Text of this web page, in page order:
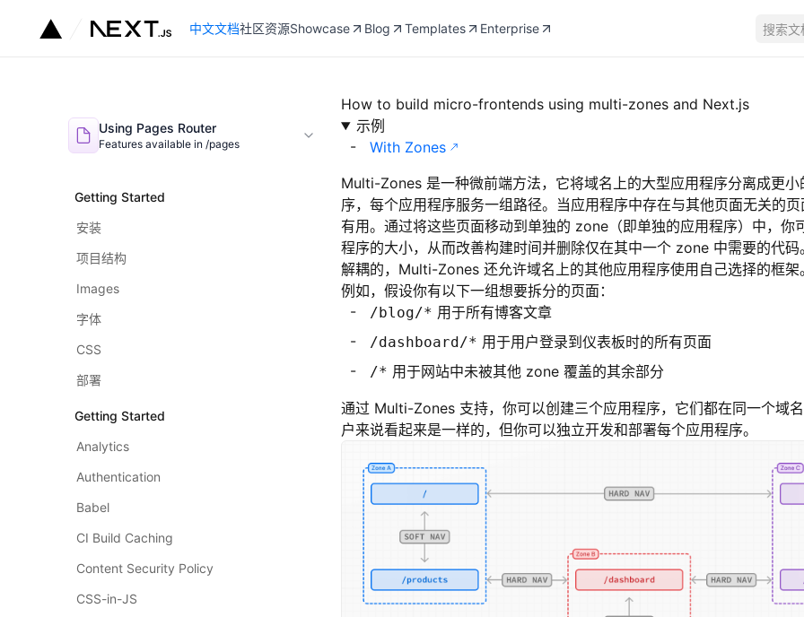
中文文档社区资源Showcase Blog Templates Enterprise 搜索文
Using Pages Router
Features available in /pages
Getting Started
安装
项目结构
Images
字体
CSS
部署
Getting Started
Analytics
Authentication
Babel
CI Build Caching
Content Security Policy
CSS-in-JS
How to build micro-frontends using multi-zones and Next.js
示例
With Zones
Multi-Zones 是一种微前端方法，它将域名上的大型应用程序分离成更
序，每个应用程序服务一组路径。当应用程序中存在与其他页面无关的
有用。通过将这些页面移动到单独的 zone（即单独的应用程序）中，你
程序的大小，从而改善构建时间并删除仅在其中一个 zone 中需要的代码
解耦的，Multi-Zones 还允许域名上的其他应用程序使用自己选择的框架。
例如，假设你有以下一组想要拆分的页面：
/blog/* 用于所有博客文章
/dashboard/* 用于用户登录到仪表板时的所有页面
/* 用于网站中未被其他 zone 覆盖的其余部分
通过 Multi-Zones 支持，你可以创建三个应用程序，它们都在同一个域
户来说看起来是一样的，但你可以独立开发和部署每个应用程序。